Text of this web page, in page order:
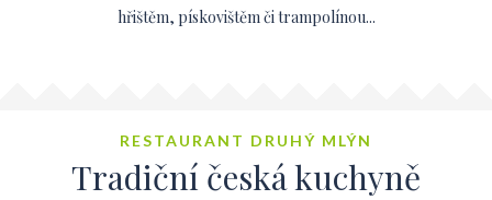
hřištěm, pískovištěm či trampolínou...
RESTAURANT DRUHÝ MLÝN
Tradiční česká kuchyně